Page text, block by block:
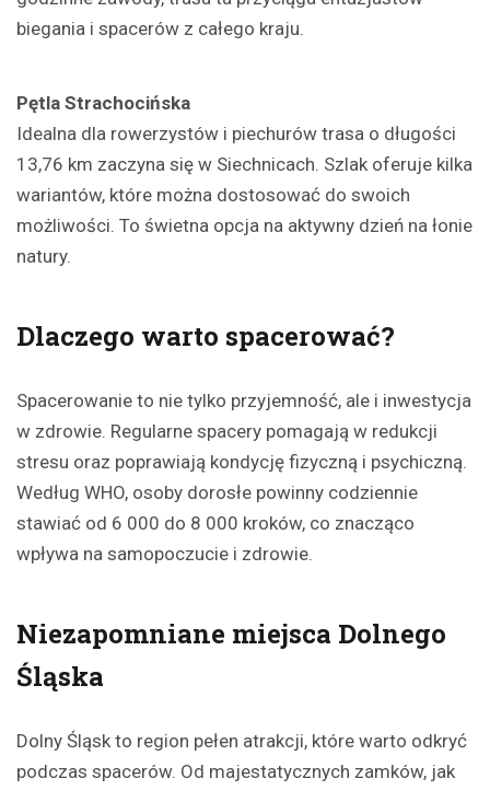
biegania i spacerów z całego kraju.
Pętla Strachocińska
Idealna dla rowerzystów i piechurów trasa o długości
13,76 km zaczyna się w Siechnicach. Szlak oferuje kilka
wariantów, które można dostosować do swoich
możliwości. To świetna opcja na aktywny dzień na łonie
natury.
Dlaczego warto spacerować?
Spacerowanie to nie tylko przyjemność, ale i inwestycja
w zdrowie. Regularne spacery pomagają w redukcji
stresu oraz poprawiają kondycję fizyczną i psychiczną.
Według WHO, osoby dorosłe powinny codziennie
stawiać od 6 000 do 8 000 kroków, co znacząco
wpływa na samopoczucie i zdrowie.
Niezapomniane miejsca Dolnego
Śląska
Dolny Śląsk to region pełen atrakcji, które warto odkryć
podczas spacerów. Od majestatycznych zamków, jak